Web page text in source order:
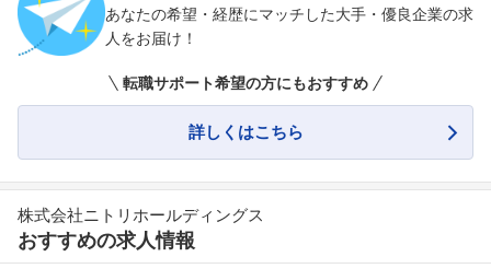
あなたの希望・経歴にマッチした大手・優良企業の求
人をお届け！
転職サポート希望の方にもおすすめ
詳しくはこちら
株式会社ニトリホールディングス
おすすめの求人情報